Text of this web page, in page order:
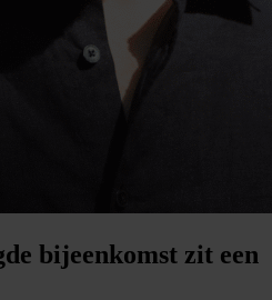
bijeenkomst zit een